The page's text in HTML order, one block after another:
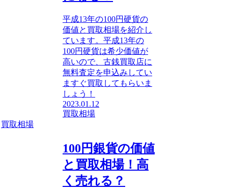
平成13年の100円硬貨の
価値と買取相場を紹介し
ています。平成13年の
100円硬貨は希少価値が
高いので、古銭買取店に
無料査定を申込みしてい
ますぐ買取してもらいま
しょう！
2023.01.12
買取相場
買取相場
100円銀貨の価値
と買取相場！高
く売れる？